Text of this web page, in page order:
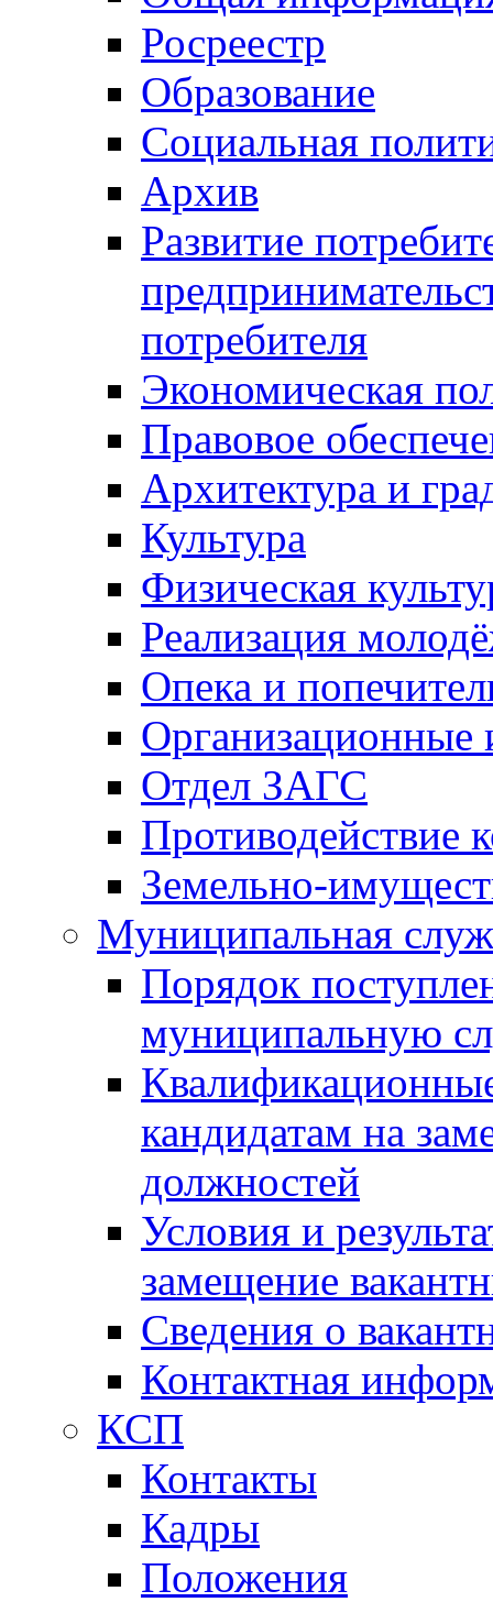
Росреестр
Образование
Социальная
Архив
Развитие
потребителя
Экономическая
Правовое
Архитектура и
Культура
Физическая
Реализация
Опека и
Отдел ЗАГС
Противодействие
Земельно-
Муниципальная
Порядок
муниципальную
кандидатам на
должностей
Условия и
замещение
Сведения о
Контактная
КСП
Контакты
Кадры
Положения